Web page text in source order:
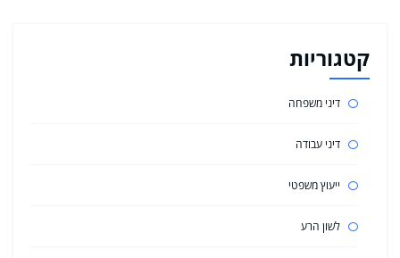
קטגוריות
דיני משפחה
דיני עבודה
ייעוץ משפטי
לשון הרע